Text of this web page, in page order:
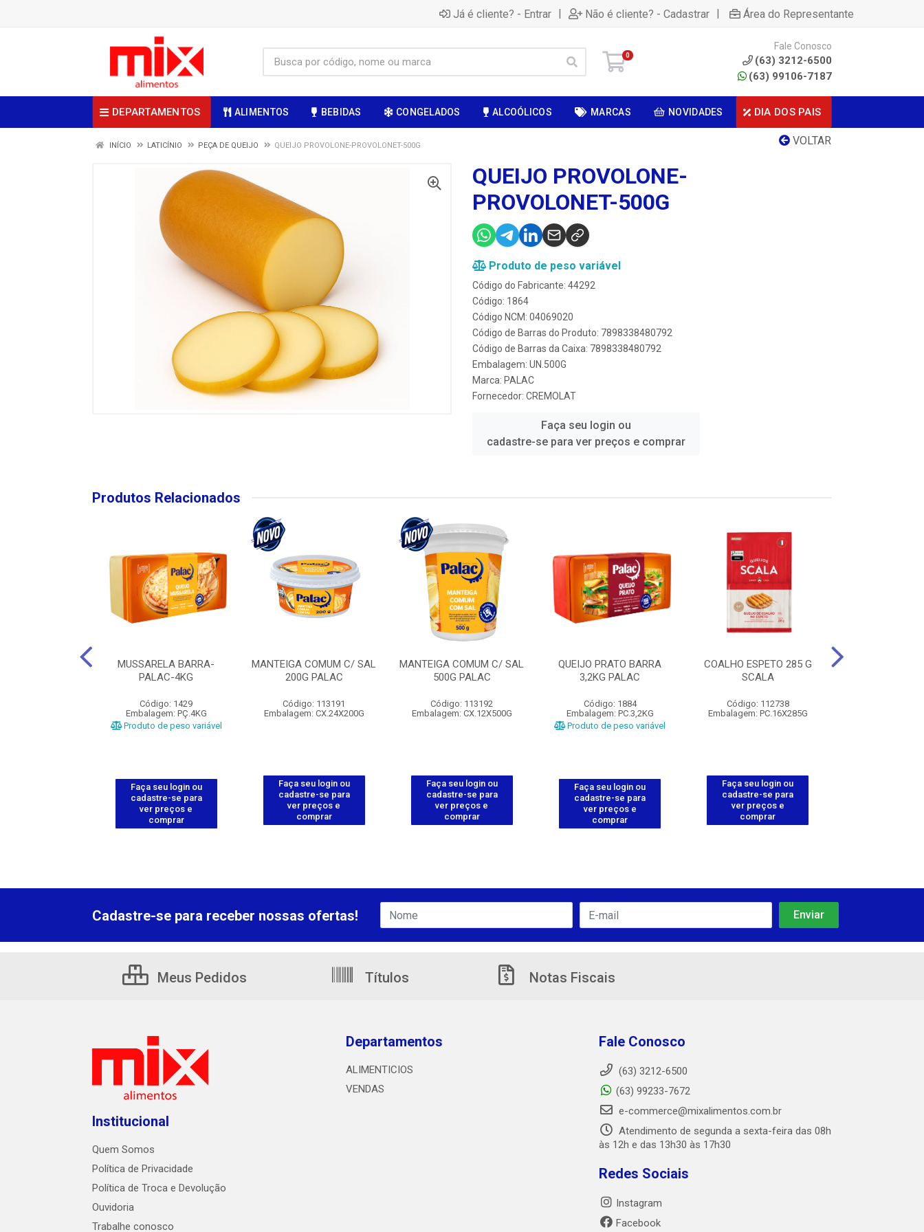
Já é cliente? - Entrar | Não é cliente? - Cadastrar | Área do Representante
0
Fale Conosco
(63) 3212-6500
(63) 99106-7187
DEPARTAMENTOS ALIMENTOS BEBIDAS CONGELADOS ALCOÓLICOS MARCAS NOVIDADES DIA DOS PAIS
VOLTAR
INÍCIO LATICÍNIO PEÇA DE QUEIJO QUEIJO PROVOLONE-PROVOLONET-500G
QUEIJO PROVOLONE-
PROVOLONET-500G
Produto de peso variável
Código do Fabricante: 44292
Código: 1864
Código NCM: 04069020
Código de Barras do Produto: 7898338480792
Código de Barras da Caixa: 7898338480792
Embalagem: UN.500G
Marca: PALAC
Fornecedor: CREMOLAT
Faça seu login ou
cadastre-se para ver preços e comprar
Produtos Relacionados
MUSSARELA BARRA-
PALAC-4KG
Código: 1429
Embalagem: PÇ.4KG
Produto de peso variável
Faça seu login ou
cadastre-se para
ver preços e
comprar
MANTEIGA COMUM C/ SAL
200G PALAC
Código: 113191
Embalagem: CX.24X200G
Faça seu login ou
cadastre-se para
ver preços e
comprar
MANTEIGA COMUM C/ SAL
500G PALAC
Código: 113192
Embalagem: CX.12X500G
Faça seu login ou
cadastre-se para
ver preços e
comprar
QUEIJO PRATO BARRA
3,2KG PALAC
Código: 1884
Embalagem: PC.3,2KG
Produto de peso variável
Faça seu login ou
cadastre-se para
ver preços e
comprar
COALHO ESPETO 285 G
SCALA
Código: 112738
Embalagem: PC.16X285G
Faça seu login ou
cadastre-se para
ver preços e
comprar
Cadastre-se para receber nossas ofertas!
Meus Pedidos Títulos Notas Fiscais
Institucional
Quem Somos
Política de Privacidade
Política de Troca e Devolução
Ouvidoria
Trabalhe conosco
Departamentos
ALIMENTICIOS
VENDAS
Fale Conosco
(63) 3212-6500
(63) 99233-7672
e-commerce@mixalimentos.com.br
Atendimento de segunda a sexta-feira das 08h
às 12h e das 13h30 às 17h30
Redes Sociais
Instagram
Facebook